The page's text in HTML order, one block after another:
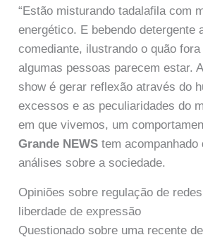
“Estão misturando tadalafila com
energético. E bebendo detergente
comediante, ilustrando o quão
algumas pessoas parecem estar.
show é gerar reflexão através do
excessos e as peculiaridades do
em que vivemos, um
Grande NEWS tem acompanhado
análises sobre a sociedade.
Opiniões sobre regulação de
liberdade de expressão
Questionado sobre uma recente